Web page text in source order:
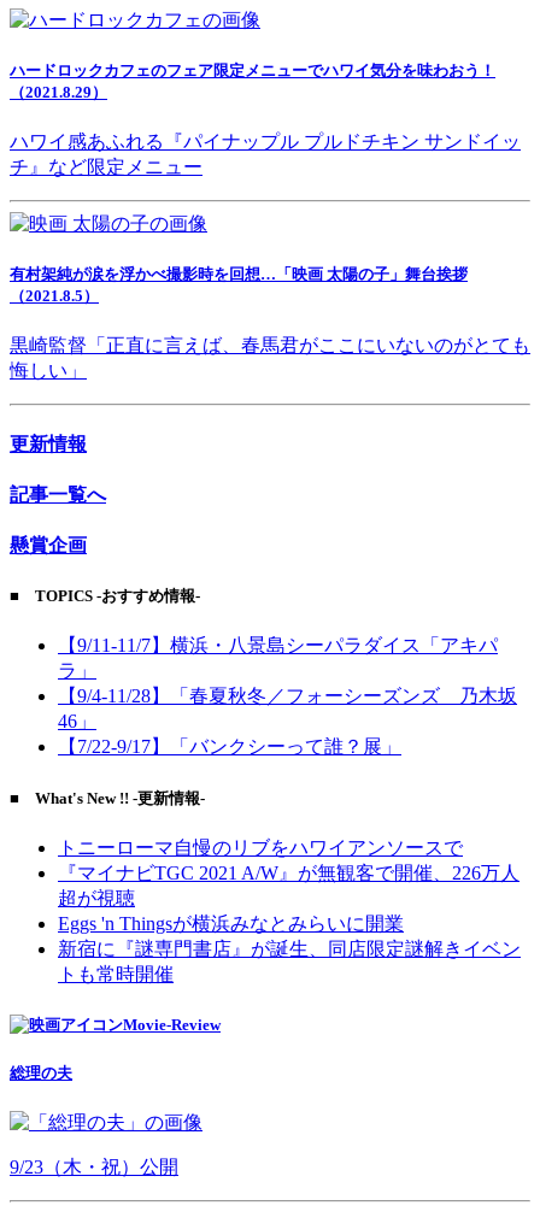
ハードロックカフェのフェア限定メニューでハワイ気分を味わおう！
（2021.8.29）
ハワイ感あふれる『パイナップル プルドチキン サンドイッ
チ』など限定メニュー
有村架純が涙を浮かべ撮影時を回想…「映画 太陽の子」舞台挨拶
（2021.8.5）
黒崎監督「正直に言えば、春馬君がここにいないのがとても
悔しい」
更新情報
記事一覧へ
懸賞企画
■ TOPICS -おすすめ情報-
【9/11-11/7】横浜・八景島シーパラダイス「アキパ
ラ」
【9/4-11/28】「春夏秋冬／フォーシーズンズ 乃木坂
46」
【7/22-9/17】「バンクシーって誰？展」
■ What's New !! -更新情報-
トニーローマ自慢のリブをハワイアンソースで
『マイナビTGC 2021 A/W』が無観客で開催、226万人
超が視聴
Eggs 'n Thingsが横浜みなとみらいに開業
新宿に『謎専門書店』が誕生、同店限定謎解きイベン
トも常時開催
Movie-Review
総理の夫
9/23（木・祝）公開